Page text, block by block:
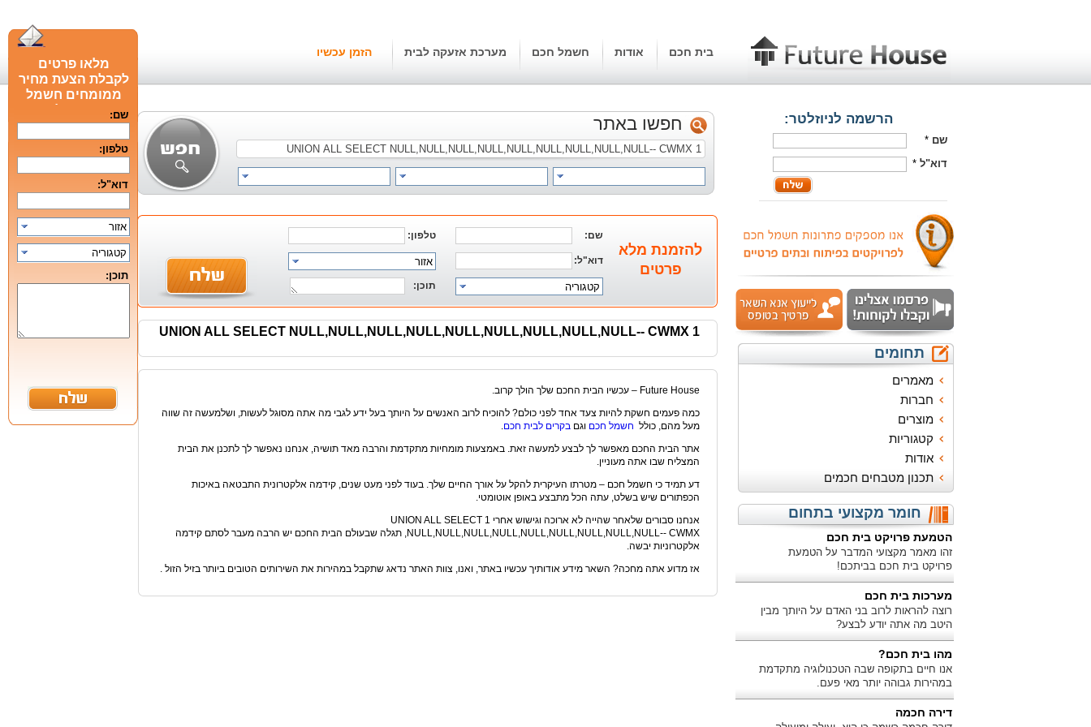
בית חכם אודות חשמל חכם מערכת אזעקה לבית הזמן עכשיו
הרשמה לניוזלטר:
שם *
דוא"ל *
תחומים
מאמרים
חברות
מוצרים
קטגוריות
אודות
תכנון מטבחים חכמים
חומר מקצועי בתחום
הטמעת פרויקט בית חכם
זהו מאמר מקצועי המדבר על הטמעת
פרויקט בית חכם בביתכם!
מערכות בית חכם
רוצה להראות לרוב בני האדם על היותך מבין
היטב מה אתה יודע לבצע?
מהו בית חכם?
אנו חיים בתקופה שבה הטכנולוגיה מתקדמת
במהירות גבוהה יותר מאי פעם.
דירה חכמה
חפשו באתר
להזמנת מלא
פרטים
שם: טלפון:
דוא"ל: אזור
קטגוריה תוכן:
1 UNION ALL SELECT NULL,NULL,NULL,NULL,NULL,NULL,NULL,NULL,NULL-- CWMX
Future House – עכשיו הבית החכם שלך הולך קרוב.
כמה פעמים חשקת להיות צעד אחד לפני כולם? להוכיח לרוב האנשים על היותך בעל ידע לגבי מה אתה מסוגל לעשות, ושלמעשה זה שווה
מעל מהם, כולל חשמל חכם וגם בקרים לבית חכם.
אתר הבית החכם מאפשר לך לבצע למעשה זאת. באמצעות מומחיות מתקדמת והרבה מאד תושיה, אנחנו נאפשר לך לתכנן את הבית
המצליח שבו אתה מעוניין.
דע תמיד כי חשמל חכם – מטרתו העיקרית להקל על אורך החיים שלך. בעוד לפני מעט שנים, קידמה אלקטרונית התבטאה באיכות
הכפתורים שיש בשלט, עתה הכל מתבצע באופן אוטומטי.
אנחנו סבורים שלאחר שהייה לא ארוכה וגישוש אחרי 1 UNION ALL SELECT
NULL,NULL,NULL,NULL,NULL,NULL,NULL,NULL,NULL-- CWMX, תגלה שבעולם הבית החכם יש הרבה מעבר לסתם קידמה
אלקטרוניות יבשה.
אז מדוע אתה מחכה? השאר מידע אודותיך עכשיו באתר, ואנו, צוות האתר נדאג שתקבל במהירות את השירותים הטובים ביותר בזיל הזול .
מלאו פרטים
לקבלת הצעת מחיר
ממומחים חשמל
חכם מומלציםשם:
טלפון:
דוא"ל:
אזור
קטגוריה
תוכן: